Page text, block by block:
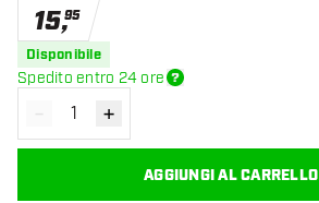
15,95
Disponibile
Spedito entro 24 ore
Diminuisci quantità
- Aumenta quantità
+
AGGIUNGI AL CARRELLO